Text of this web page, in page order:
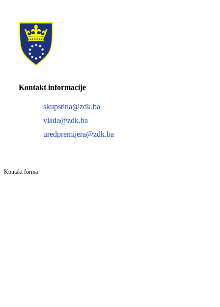
Kontakt informacije
skupstina@zdk.ba
vlada@zdk.ba
uredpremijera@zdk.ba
Kontakt forma